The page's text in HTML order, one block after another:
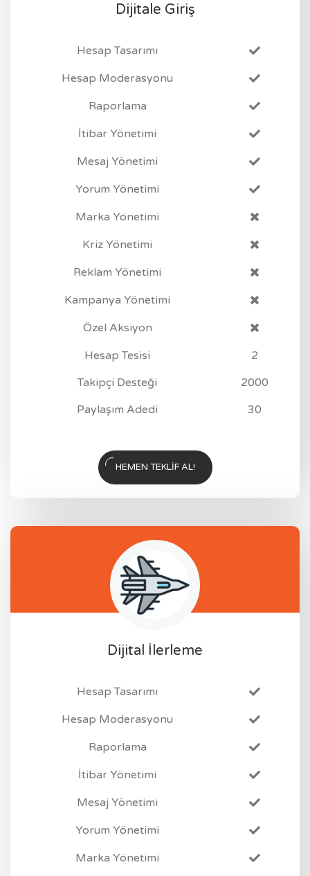
Dijitale Giriş
Hesap Tasarımı
Hesap Moderasyonu
Raporlama
İtibar Yönetimi
Mesaj Yönetimi
Yorum Yönetimi
Marka Yönetimi
Kriz Yönetimi
Reklam Yönetimi
Kampanya Yönetimi
Özel Aksiyon
Hesap Tesisi
2
Takipçi Desteği
2000
Paylaşım Adedi
30
HEMEN TEKLIF AL!
Dijital İlerleme
Hesap Tasarımı
Hesap Moderasyonu
Raporlama
İtibar Yönetimi
Mesaj Yönetimi
Yorum Yönetimi
Marka Yönetimi